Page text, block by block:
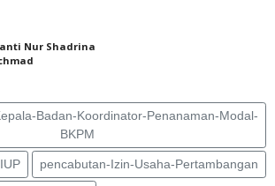
Nur Shadrina
Badan-Koordinator-Penanaman-Modal-
BKPM
IUP pencabutan-Izin-Usaha-Pertambangan